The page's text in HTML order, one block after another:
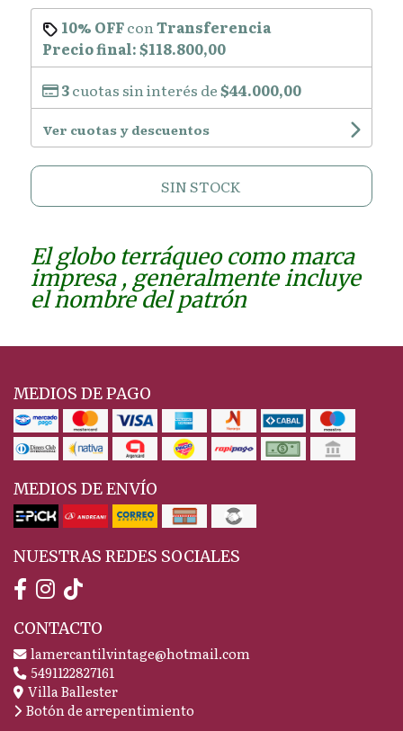
10% OFFcon Transferencia
Precio final:$118.800,00
3cuotas sin interés de$44.000,00
Ver cuotas y descuentos
SIN STOCK
El globo terráqueo como marca
impresa , generalmente incluye
el nombre del patrón
MEDIOS DE PAGO
MEDIOS DE ENVÍO
NUESTRAS REDES SOCIALES
CONTACTO
lamercantilvintage@hotmail.com
5491122827161
Villa Ballester
Botón de arrepentimiento